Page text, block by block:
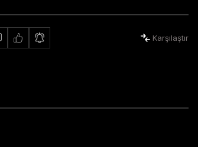
Karşılaştır